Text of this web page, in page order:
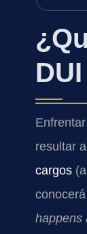
resultar
cargos
happens